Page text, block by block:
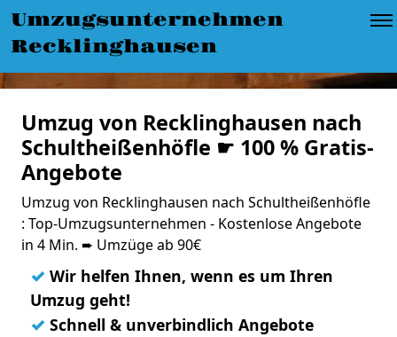
Umzugsunternehmen
Recklinghausen
Umzug von Recklinghausen nach
Schultheißenhöfle ☛ 100 % Gratis-
Angebote
Umzug von Recklinghausen nach Schultheißenhöfle
: Top-Umzugsunternehmen - Kostenlose Angebote
in 4 Min. ➨ Umzüge ab 90€
✓ Wir helfen Ihnen, wenn es um Ihren
Umzug geht!
✓ Schnell & unverbindlich Angebote